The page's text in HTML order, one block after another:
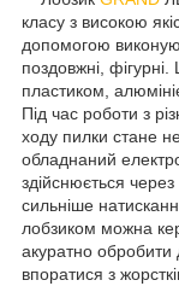
класу з високою
допомогою
поздовжні,
пластиком,
Під час роботи з
ходу пилки стане
обладнаний
здійснюється
сильніше
лобзиком можна
акуратно обробити
впоратися з